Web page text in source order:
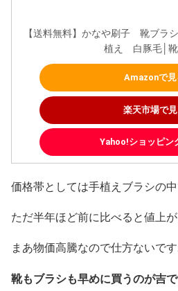
【送料無料】かなや刷子　靴ブラ
植え　白豚毛│
Amazonで見
楽天市場で
Yahoo!ショッピン
価格帯としては手植えブラシの
ただ半年ほど前に比べると値上
まあ物価高騰なので仕方ないです
靴もブラシも早めに買うのが吉で